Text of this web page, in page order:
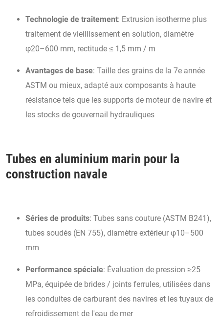
Technologie de traitement: Extrusion isotherme plus
traitement de vieillissement en solution, diamètre
φ20–600 mm, rectitude ≤ 1,5 mm / m
Avantages de base: Taille des grains de la 7e année
ASTM ou mieux, adapté aux composants à haute
résistance tels que les supports de moteur de navire et
les stocks de gouvernail hydrauliques
Tubes en aluminium marin pour la
construction navale
Séries de produits: Tubes sans couture (ASTM B241),
tubes soudés (EN 755), diamètre extérieur φ10–500
mm
Performance spéciale: Évaluation de pression ≥25
MPa, équipée de brides / joints ferrules, utilisées dans
les conduites de carburant des navires et les tuyaux de
refroidissement de l'eau de mer